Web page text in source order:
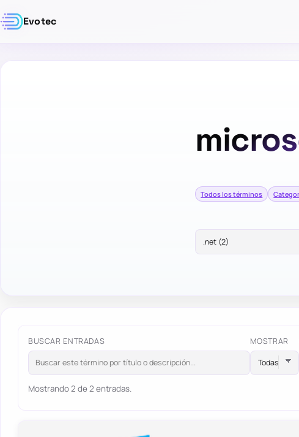
Evotec
Todos los términos
BUSCAR ENTRADAS MOSTRAR
Mostrando 2 de 2 entradas.